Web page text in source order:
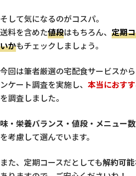
そして気になるのがコスパ。
送料を含めた値段はもちろん、 定期
いかもチェックしましょう。
今回は筆者厳選の宅配食サービスか
ンケート調査を実施し、 本当におす
を調査しました。
味・栄養バランス・値段・メニュー数
を考慮して選んでいます。
また、定期コースだとしても解約可能